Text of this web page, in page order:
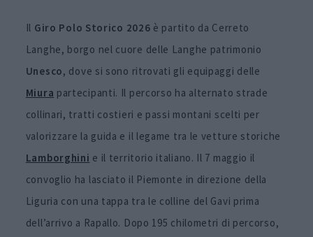
Il Giro Polo Storico 2026 è partito da Cerreto
Langhe, borgo nel cuore delle Langhe patrimonio
Unesco, dove si sono ritrovati gli equipaggi delle
Miura partecipanti. Il percorso ha alternato strade
collinari, tratti costieri e passi montani scelti per
valorizzare la guida e il legame tra le vetture storiche
Lamborghini e il territorio italiano. Il 7 maggio il
convoglio ha lasciato il Piemonte in direzione della
Liguria con una tappa tra le colline del Gavi prima
dell’arrivo a Rapallo. Dopo 195 chilometri di percorso,